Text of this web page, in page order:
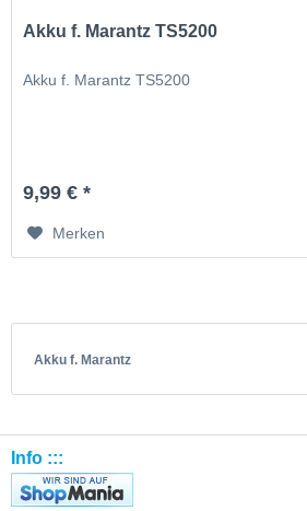
Akku f. Marantz TS5200
Akku f. Marantz TS5200
9,99 € *
Merken
Akku f. Marantz
Info :::